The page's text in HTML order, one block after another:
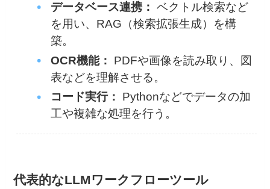
データベース連携： ベクトル検索など
を用い、RAG（検索拡張生成）を構
築。
OCR機能：
PDFや画像を読み取り、図
表などを理解させる。
コード実行：
Pythonなどでデータの加
工や複雑な処理を行う。
代表的なLLMワークフローツール